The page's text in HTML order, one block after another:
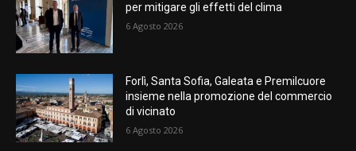
per mitigare gli effetti del clima
6 Agosto 2026
Forlì, Santa Sofia, Galeata e Premilcuore
insieme nella promozione del commercio
di vicinato
6 Agosto 2026